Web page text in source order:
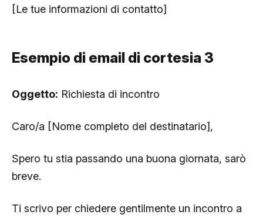
[Le tue informazioni di contatto]
Esempio di email di cortesia 3
Oggetto: Richiesta di incontro
Caro/a [Nome completo del destinatario],
Spero tu stia passando una buona giornata, sarò
breve.
Ti scrivo per chiedere gentilmente un incontro a